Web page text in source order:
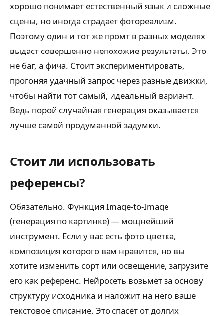
хорошо понимает естественный язык и сложные
сцены, но иногда страдает фотореализм.
Поэтому один и тот же промт в разных моделях
выдаст совершенно непохожие результаты. Это
не баг, а фича. Стоит экспериментировать,
прогоняя удачный запрос через разные движки,
чтобы найти тот самый, идеальный вариант.
Ведь порой случайная генерация оказывается
лучше самой продуманной задумки.
Стоит ли использовать
референсы?
Обязательно. Функция Image-to-Image
(генерация по картинке) — мощнейший
инструмент. Если у вас есть фото цветка,
композиция которого вам нравится, но вы
хотите изменить сорт или освещение, загрузите
его как референс. Нейросеть возьмёт за основу
структуру исходника и наложит на него ваше
текстовое описание. Это спасёт от долгих